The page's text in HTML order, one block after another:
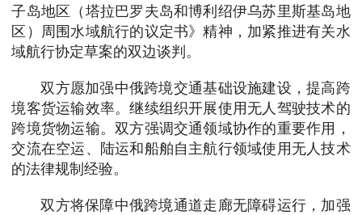
子岛地区（塔拉巴罗夫岛和博利绍伊乌苏里斯基岛地
区）周围水域航行的议定书》精神，加紧推进有关水
域航行协定草案的双边谈判。
双方愿加强中俄跨境交通基础设施建设，提高跨
境客货运输效率。继续组织开展使用无人驾驶技术的
跨境货物运输。双方强调交通领域协作的重要作用，
交流在空运、陆运和船舶自主航行领域使用无人技术
的法律规制经验。
双方将保障中俄跨境通道走廊无障碍运行，加强